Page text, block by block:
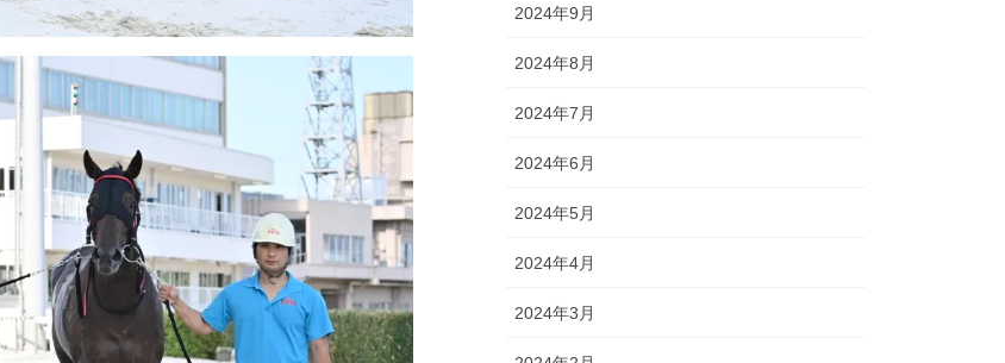
2024年9月
2024年8月
2024年7月
2024年6月
2024年5月
2024年4月
2024年3月